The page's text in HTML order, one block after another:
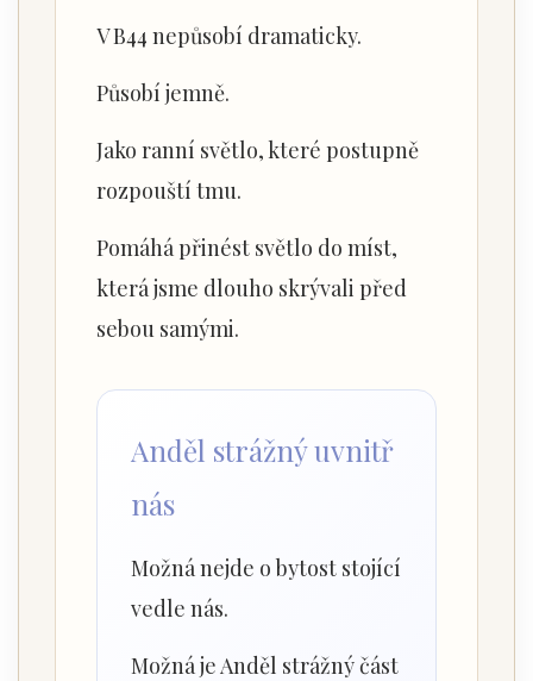
V B44 nepůsobí dramaticky.
Působí jemně.
Jako ranní světlo, které postupně
rozpouští tmu.
Pomáhá přinést světlo do míst,
která jsme dlouho skrývali před
sebou samými.
Anděl strážný uvnitř
nás
Možná nejde o bytost stojící
vedle nás.
Možná je Anděl strážný část